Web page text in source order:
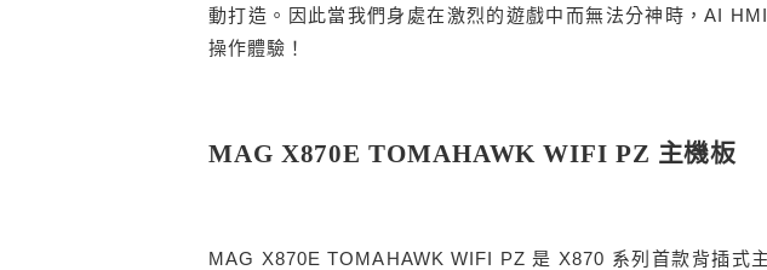
動打造。因此當我們身處在激烈的遊戲中而無法分神時，AI
操作體驗！
MAG X870E TOMAHAWK WIFI PZ 主機板
MAG X870E TOMAHAWK WIFI PZ 是 X870 系列首款背插式